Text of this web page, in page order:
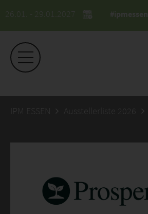
26.01. - 29.01.2027 #ipmessen
IPM ESSEN Ausstellerliste 2026